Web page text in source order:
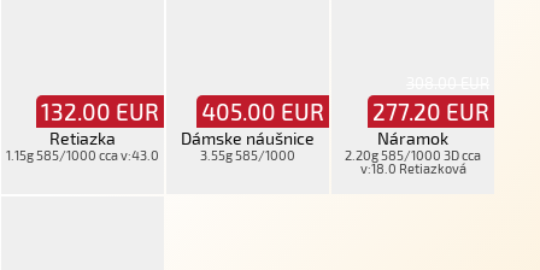
132.00 EUR
Retiazka
1.15g 585/1000 cca v:43.0
405.00 EUR
Dámske náušnice
3.55g 585/1000
277.20 EUR
Náramok
2.20g 585/1000 3D cca
v:18.0 Retiazková